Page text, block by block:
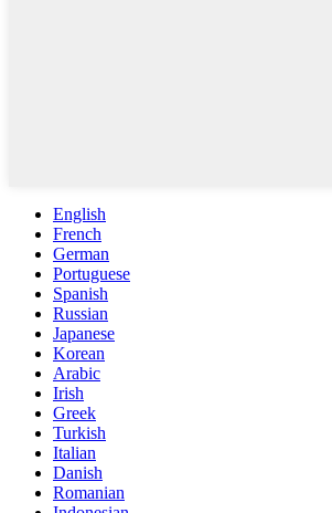
English
French
German
Portuguese
Spanish
Russian
Japanese
Korean
Arabic
Irish
Greek
Turkish
Italian
Danish
Romanian